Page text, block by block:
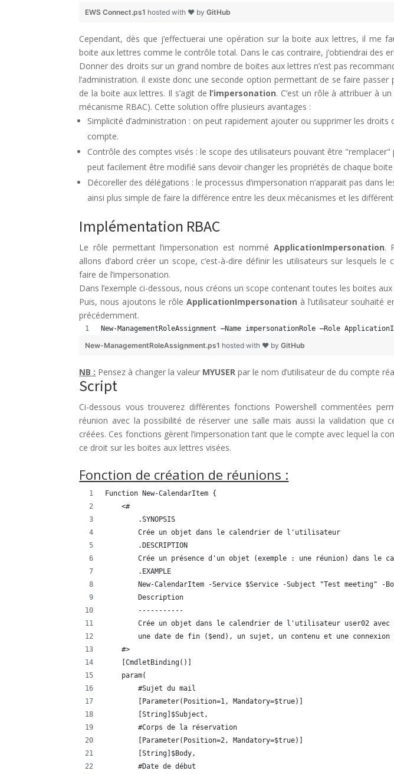
EWS Connect.ps1 hosted with ❤ byGitHub
Cependant, dès que j’effectuerai une opération sur la boite aux lettres, il me
boite aux lettres comme le contrôle total. Dans le cas contraire, j’obtiendrai des
Donner des droits sur un grand nombre de boites aux lettres n’est pas
l’administration. il existe donc une seconde option permettant de se faire
de la boite aux lettres. Il s’agit de l’impersonation. C’est un rôle à attribuer à
mécanisme RBAC). Cette solution offre plusieurs avantages :
Simplicité d’administration : on peut rapidement ajouter ou supprimer les droits
compte.
Contrôle des comptes visés : le scope des utilisateurs pouvant être "remplacer"
peut facilement être modifié sans devoir changer les propriétés de chaque
Décoreller des délégations : le processus d’impersonation n’apparait pas dans
ainsi plus simple de faire la différence entre les deux mécanismes et les
Implémentation RBAC
Le rôle permettant l’impersonation est nommé ApplicationImpersonation.
allons d’abord créer un scope, c’est-à-dire définir les utilisateurs sur lesquels le
faire de l’impersonation.
Dans l’exemple ci-dessous, nous créons un scope contenant toutes les boites
Puis, nous ajoutons le rôleApplicationImpersonation à l’utilisateur souhaité
précédemment.
New-ManagementRoleAssignment –Name impersonationRole –Role
New-ManagementRoleAssignment.ps1 hosted with ❤ byGitHub
NB : Pensez à changer la valeur MYUSERpar le nom d’utilisateur de du compte
Script
Ci-dessous vous trouverez différentes fonctions Powershell commentées
réunion avec la possibilité de réserver une salle mais aussi la validation que
créées. Ces fonctions gèrent l’impersonation tant que le compte avec lequel la
ce droit sur les boites aux lettres visées.
Fonction de création de réunions :
Function New-CalendarItem {
    <#
        .SYNOPSIS
        Crée un objet dans le calendrier de l'utilisateur
        .DESCRIPTION
Crée un présence d'un objet (exemple : une réunion) dans le
        .EXAMPLE
New-CalendarItem -Service $Service -Subject "Test meeting"
        Description
        -----------
Crée un objet dans le calendrier de l'utilisateur user02
une date de fin ($end), un sujet, un contenu et une connexion
    #>
    [CmdletBinding()]
    param(
        #Sujet du mail
        [Parameter(Position=1, Mandatory=$true)]
        [String]$Subject,
        #Corps de la réservation
        [Parameter(Position=2, Mandatory=$true)]
        [String]$Body,
        #Date de début